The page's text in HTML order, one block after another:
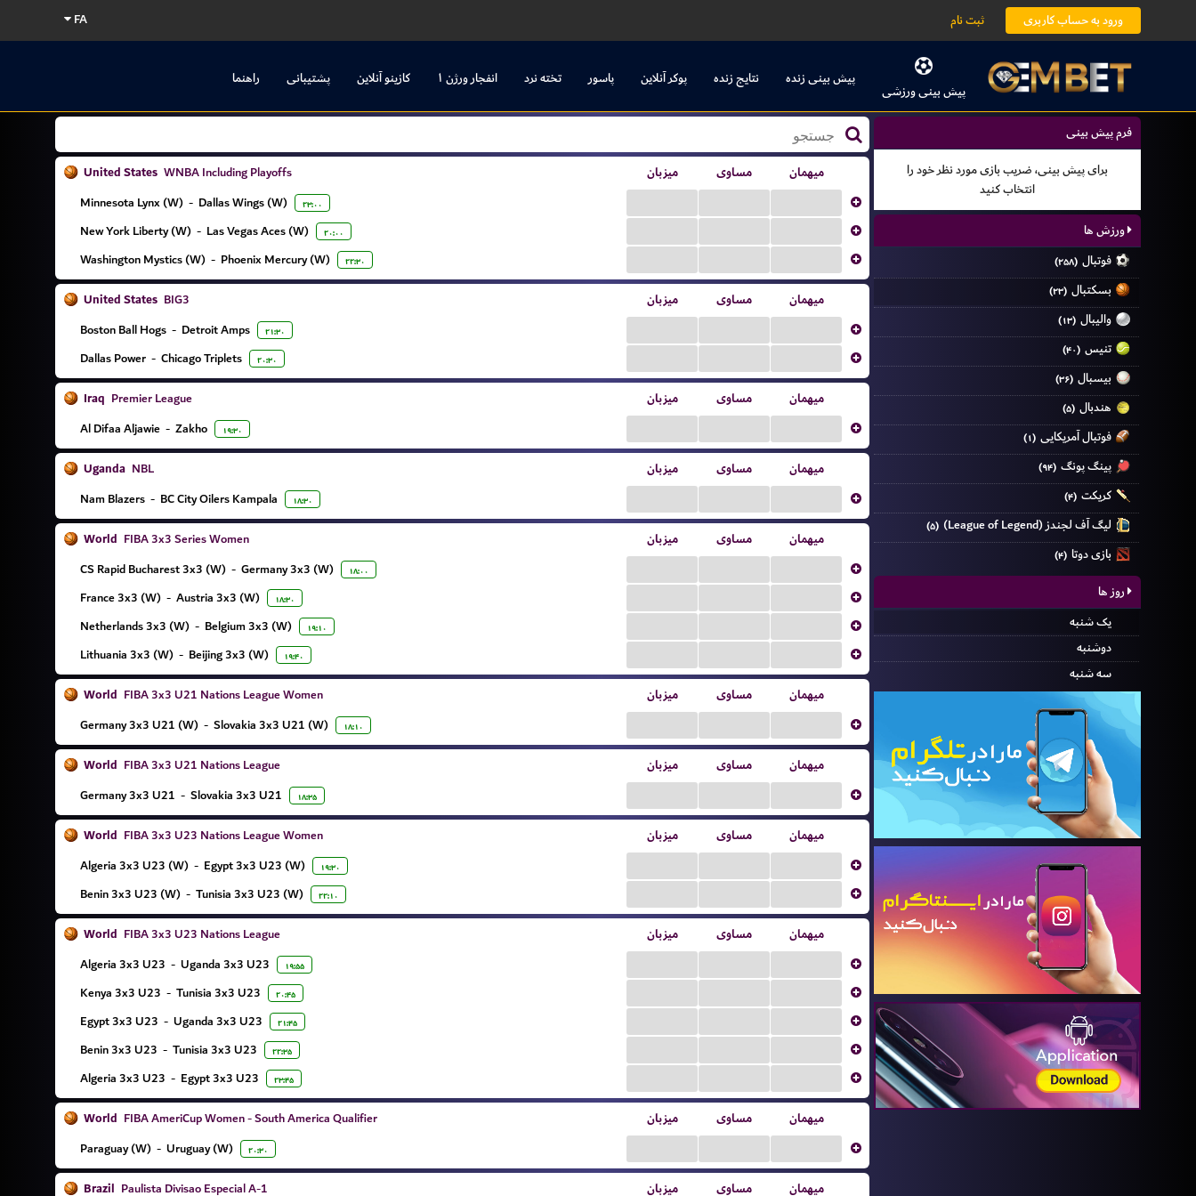
FA ورود به حساب کاربری ثبت نام
پیش بینی ورزشی
پیش بینی زنده نتایج زنده پوکر آنلاین پاسور تخته نرد انفجار ورژن ۱ کازینو آنلاین پشتیبانی راهنما
فرم پیش بینی
برای پیش بینی، ضریب بازی مورد نظر خود را
انتخاب کنید
ورزش ها
فوتبال (۲۵۸)
بسکتبال (۲۳)
والیبال (۱۳)
تنیس (۴۰)
بیسبال (۳۶)
هندبال (۵)
فوتبال آمریکایی (۱)
پینگ پونگ (۹۴)
کریکت (۴)
لیگ آف لجندز (League of Legend) (۵)
بازی دوتا (۴)
روز ها
یک شنبه
دوشنبه
سه شنبه
United States WNBA Including Playoffs میزبان مساوی میهمان
Minnesota Lynx (W) - Dallas Wings (W) ۲۳:۰۰
New York Liberty (W) - Las Vegas Aces (W) ۲۰:۰۰
Washington Mystics (W) - Phoenix Mercury (W) ۲۲:۳۰
United States BIG3 میزبان مساوی میهمان
Boston Ball Hogs - Detroit Amps ۲۱:۳۰
Dallas Power - Chicago Triplets ۲۰:۳۰
Iraq Premier League میزبان مساوی میهمان
Al Difaa Aljawie - Zakho ۱۹:۳۰
Uganda NBL میزبان مساوی میهمان
Nam Blazers - BC City Oilers Kampala ۱۸:۳۰
World FIBA 3x3 Series Women میزبان مساوی میهمان
CS Rapid Bucharest 3x3 (W) - Germany 3x3 (W) ۱۸:۰۰
France 3x3 (W) - Austria 3x3 (W) ۱۸:۳۰
Netherlands 3x3 (W) - Belgium 3x3 (W) ۱۹:۱۰
Lithuania 3x3 (W) - Beijing 3x3 (W) ۱۹:۴۰
World FIBA 3x3 U21 Nations League Women میزبان مساوی میهمان
Germany 3x3 U21 (W) - Slovakia 3x3 U21 (W) ۱۸:۱۰
World FIBA 3x3 U21 Nations League میزبان مساوی میهمان
Germany 3x3 U21 - Slovakia 3x3 U21 ۱۸:۳۵
World FIBA 3x3 U23 Nations League Women میزبان مساوی میهمان
Algeria 3x3 U23 (W) - Egypt 3x3 U23 (W) ۱۹:۳۰
Benin 3x3 U23 (W) - Tunisia 3x3 U23 (W) ۲۲:۱۰
World FIBA 3x3 U23 Nations League میزبان مساوی میهمان
Algeria 3x3 U23 - Uganda 3x3 U23 ۱۹:۵۵
Kenya 3x3 U23 - Tunisia 3x3 U23 ۲۰:۴۵
Egypt 3x3 U23 - Uganda 3x3 U23 ۲۱:۴۵
Benin 3x3 U23 - Tunisia 3x3 U23 ۲۲:۳۵
Algeria 3x3 U23 - Egypt 3x3 U23 ۲۳:۴۵
World FIBA AmeriCup Women - South America Qualifier میزبان مساوی میهمان
Paraguay (W) - Uruguay (W) ۲۰:۳۰
Brazil Paulista Divisao Especial A-1 میزبان مساوی میهمان